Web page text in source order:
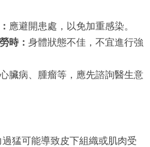
應避開患處，以免加重感染。
時： 身體狀態不佳，不宜進行強
臟病、腫瘤等，應先諮詢醫生意
猛可能導致皮下組織或肌肉受